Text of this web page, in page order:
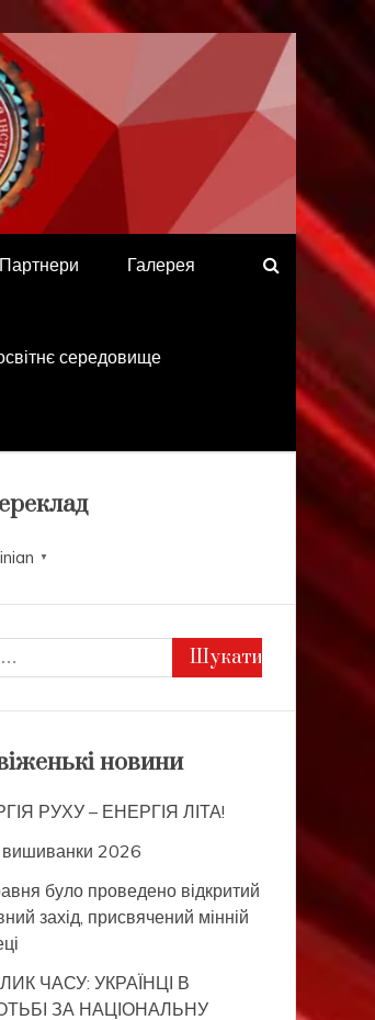
Партнери Галерея
середовище
▼
новини
РУХУ – ЕНЕРГІЯ ЛІТА!
2026
було проведено відкритий
захід, присвячений мінній
ЧАСУ: УКРАЇНЦІ В
ЗА НАЦІОНАЛЬНУ